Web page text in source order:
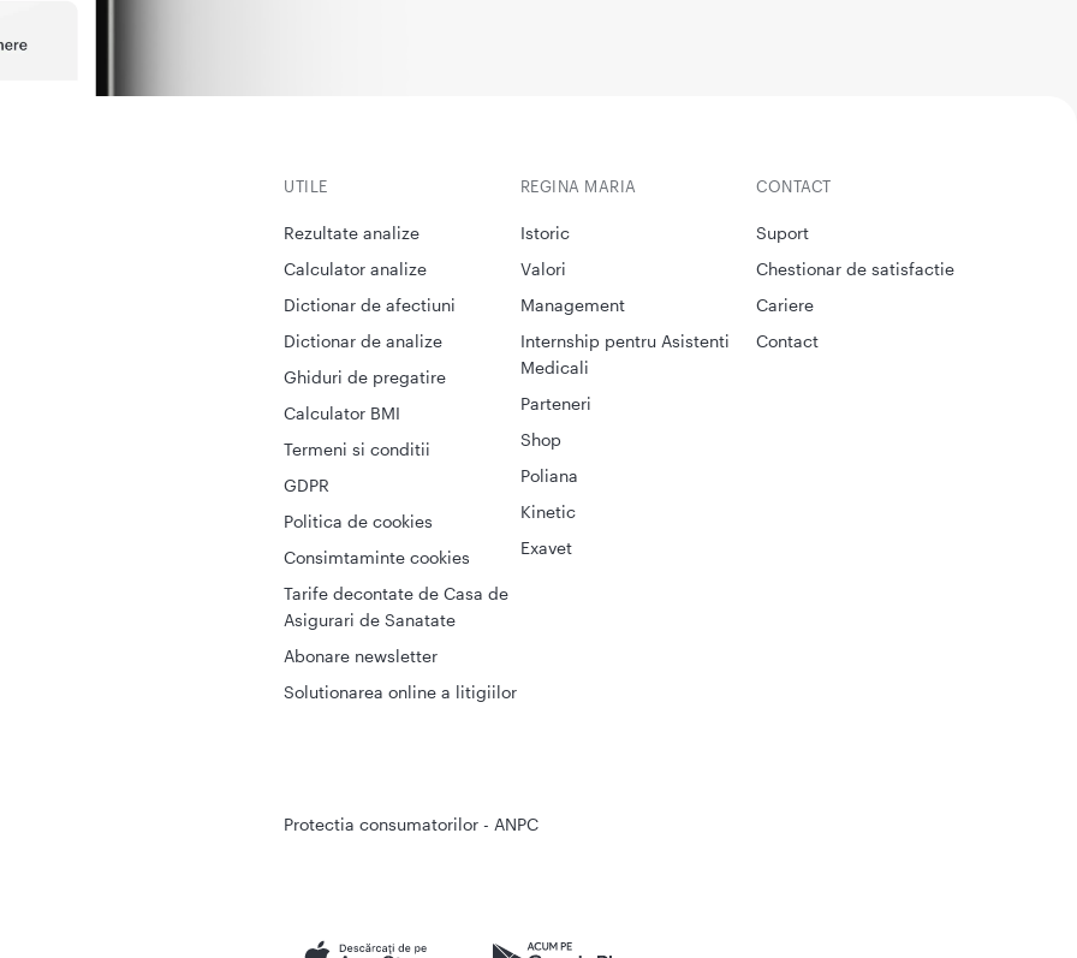
UTILE
Rezultate analize
Calculator analize
Dictionar de afectiuni
Dictionar de analize
Ghiduri de pregatire
Calculator BMI
Termeni si conditii
GDPR
Politica de cookies
Consimtaminte cookies
Tarife decontate de Casa de
Asigurari de Sanatate
Abonare newsletter
Solutionarea online a litigiilor
CONTACT
Suport
Chestionar de satisfactie
Cariere
Contact
REGINA MARIA
Istoric
Valori
Management
Internship pentru Asistenti
Medicali
Parteneri
Shop
Poliana
Kinetic
Exavet
Protectia consumatorilor - ANPC